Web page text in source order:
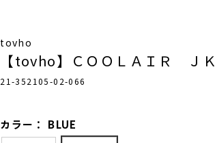
tovho
【tovho】ＣＯＯＬＡＩＲ ＪＫ
21-352105-02-066
カラー： BLUE